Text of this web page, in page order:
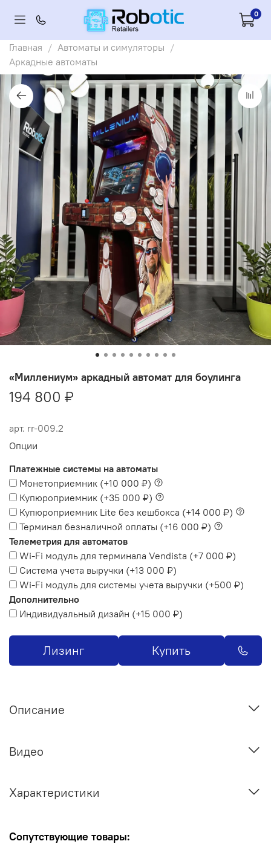
0
Главная
Автоматы и симуляторы
Аркадные автоматы
арт. rr-009.2
«Миллениум» аркадный автомат для боулинга
194 800 ₽
Лизинг Купить
Опции
Платежные системы на автоматы
Монетоприемник (+10 000 ₽)
Купюроприемник (+35 000 ₽)
Купюроприемник Lite без кешбокса (+14 000 ₽)
Терминал безналичной оплаты (+16 000 ₽)
Телеметрия для автоматов
Wi-Fi модуль для терминала Vendista (+7 000 ₽)
Система учета выручки (+13 000 ₽)
Wi-Fi модуль для системы учета выручки (+500 ₽)
Дополнительно
Индивидуальный дизайн (+15 000 ₽)
Описание
Видео
Характеристики
Сопутствующие товары: